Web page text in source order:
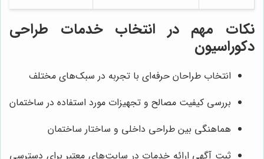
نکات مهم در انتخاب خدمات طراحی
دکوراسیون
انتخاب طراحان حرفه‌ای با تجربه در سبک‌های مختلف
بررسی کیفیت مصالح و تجهیزات مورد استفاده در ساختمان
هماهنگی بین طراحی داخلی و ساختار ساختمان
ثبت آگهی ارائه خدمات در سایت‌های معتبر برای دسترسی